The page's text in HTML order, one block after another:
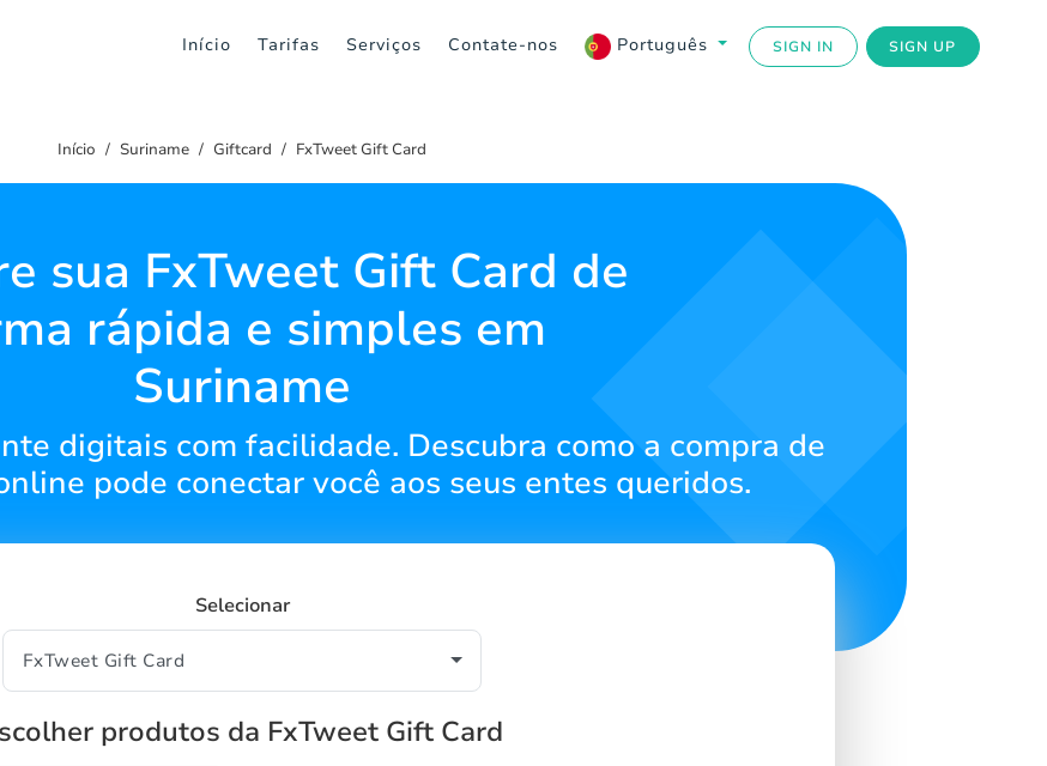
Início Tarifas Serviços Contate-nos Português SIGN IN SIGN UP
Início Suriname Giftcard FxTweet Gift Card
sua FxTweet Gift Card de
rápida e simples em
Suriname
digitais com facilidade. Descubra como a compra de
pode conectar você aos seus entes queridos.
Selecionar
produtos da FxTweet Gift Card